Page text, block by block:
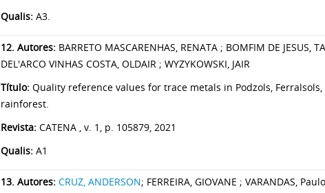
Qualis: A3.
12. Autores: BARRETO MASCARENHAS, RENATA ; BOMFIM DE JESUS,
DEL'ARCO VINHAS COSTA, OLDAIR ; WYZYKOWSKI, JAIR
Título: Quality reference values for trace metals in Podzols,
rainforest.
Revista: CATENA , v. 1, p. 105879, 2021
Qualis: A1
13. Autores: CRUZ, ANDERSON; FERREIRA, GIOVANE ; VARANDAS, Paulo .